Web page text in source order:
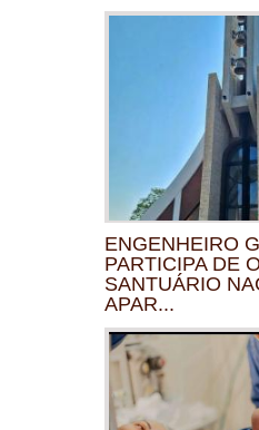
ENGENHEIRO
PARTICIPA DE
SANTUÁRIO
APAR...